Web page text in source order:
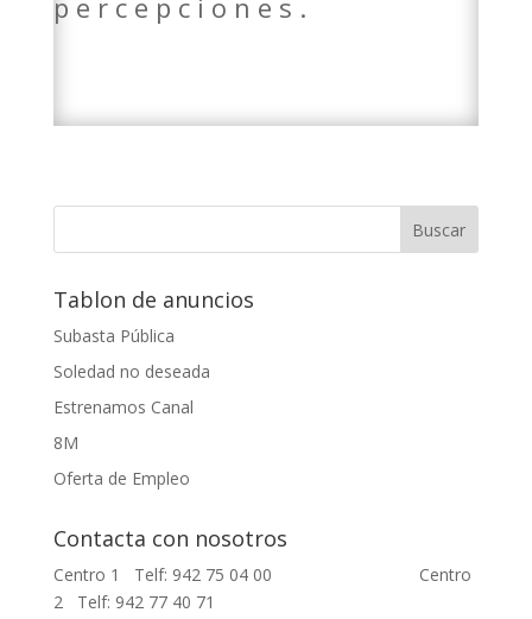
percepciones.
Tablon de anuncios
Subasta Pública
Soledad no deseada
Estrenamos Canal
8M
Oferta de Empleo
Contacta con nosotros
Centro 1 Telf: 942 75 04 00 Centro
2 Telf: 942 77 40 71